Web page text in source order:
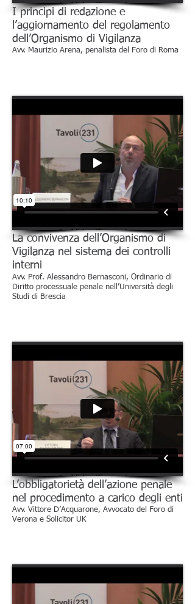
I principi di redazione e
l’aggiornamento del regolamento
dell’Organismo di Vigilanza
Avv. Maurizio Arena, penalista del Foro di Roma
La convivenza dell’Organismo di
Vigilanza nel sistema dei controlli
interni
Avv. Prof. Alessandro Bernasconi, Ordinario di
Diritto processuale penale nell’Università degli
Studi di Brescia
L’obbligatorietà dell’azione penale
nel procedimento a carico degli enti
Avv. Vittore D’Acquarone, Avvocato del Foro di
Verona e Solicitor UK